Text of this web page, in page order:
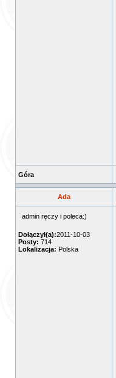
Góra
Ada
admin ręczy i poleca:)
Dołączył(a):2011-10-03
Posty: 714
Lokalizacja: Polska